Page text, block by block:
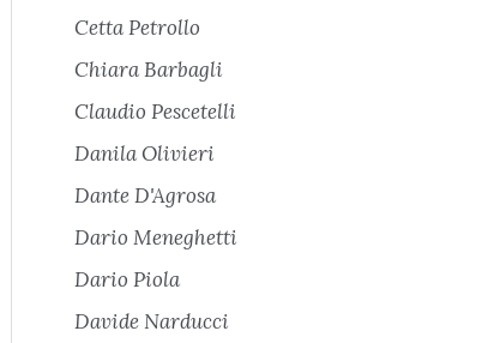
Cetta Petrollo
Chiara Barbagli
Claudio Pescetelli
Danila Olivieri
Dante D'Agrosa
Dario Meneghetti
Dario Piola
Davide Narducci